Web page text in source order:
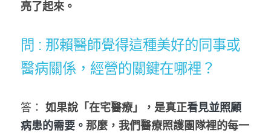
亮了起來。
問 : 那賴醫師覺得這種美好的同事或
醫病關係，經營的關鍵在哪裡？
答： 如果說「在宅醫療」，是真正看見並照顧
病患的需要。 那麼，我們醫療照護團隊裡的每一